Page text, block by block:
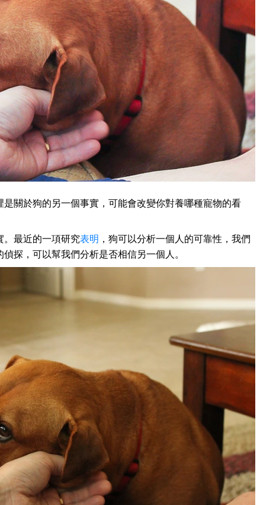
關於狗的另一個事實，可能會改變你對養哪種寵物的看
最近的一項研究表明 ，狗可以分析一個人的可靠性，我們
探，可以幫我們分析是否相信另一個人。